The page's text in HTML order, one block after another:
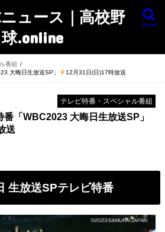
ュース｜高校野
球.online
search
番組
大晦日生放送SP」
12月31日(日)17時放送
テレビ特番・スペシャル番組
番「WBC2023 大晦日生放送SP」
送
生放送SPテレビ特番